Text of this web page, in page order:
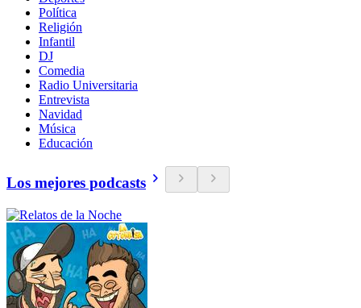
Política
Religión
Infantil
DJ
Comedia
Radio Universitaria
Entrevista
Navidad
Música
Educación
Los mejores podcasts